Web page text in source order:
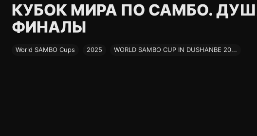
КУБОК МИРА ПО САМБО.
ФИНАЛЫ
World SAMBO Cups 2025 WORLD SAMBO CUP IN DUSHANBE 20...